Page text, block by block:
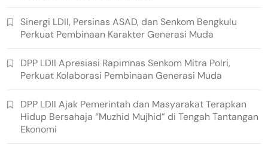
Sinergi LDII, Persinas ASAD, dan Senkom Bengkulu
Perkuat Pembinaan Karakter Generasi Muda
DPP LDII Apresiasi Rapimnas Senkom Mitra Polri,
Perkuat Kolaborasi Pembinaan Generasi Muda
DPP LDII Ajak Pemerintah dan Masyarakat Terapkan
Hidup Bersahaja “Muzhid Mujhid” di Tengah Tantangan
Ekonomi